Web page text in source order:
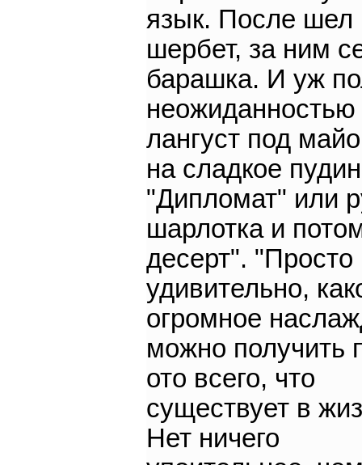
язык. После шел
шербет, за ним
барашка. И уж
лангуст под
на сладкое
"Дипломат" или
шарлотка и
десерт". "Просто
удивительно,
огромное
можно получить
ото всего, что
существует в
Нет ничего